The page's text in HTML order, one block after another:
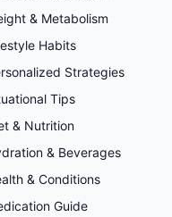
& Metabolism
Habits
Strategies
Tips
& Nutrition
& Beverages
& Conditions
Guide